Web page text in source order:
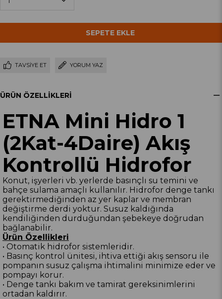
TAVSIYE ET YORUM YAZ
ÜRÜN ÖZELLIKLERI
ETNA Mini Hidro 1
(2Kat-4Daire) Akış
Kontrollü Hidrofor
Konut, işyerleri vb. yerlerde basınçlı su temini ve
bahçe sulama amaçlı kullanılır. Hidrofor denge tankı
gerektirmediğinden az yer kaplar ve membran
değiştirme derdi yoktur. Susuz kaldığında
kendiliğinden durduğundan şebekeye doğrudan
bağlanabilir.
Ürün Özellikleri
• Otomatik hidrofor sistemleridir.
• Basınç kontrol ünitesi, ihtiva ettiği akış sensoru ile
pompanın susuz çalışma ihtimalini minimize eder ve
pompayı korur.
• Denge tankı bakım ve tamirat gereksinimlerini
ortadan kaldırır.